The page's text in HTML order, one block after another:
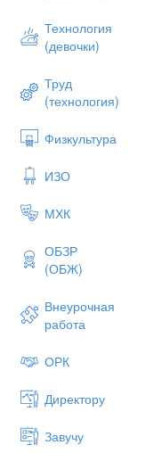
Технология
(девочки)
Труд
(технология)
Физкультура
ИЗО
МХК
ОБЗР
(ОБЖ)
Внеурочная
работа
ОРК
Директору
Завучу